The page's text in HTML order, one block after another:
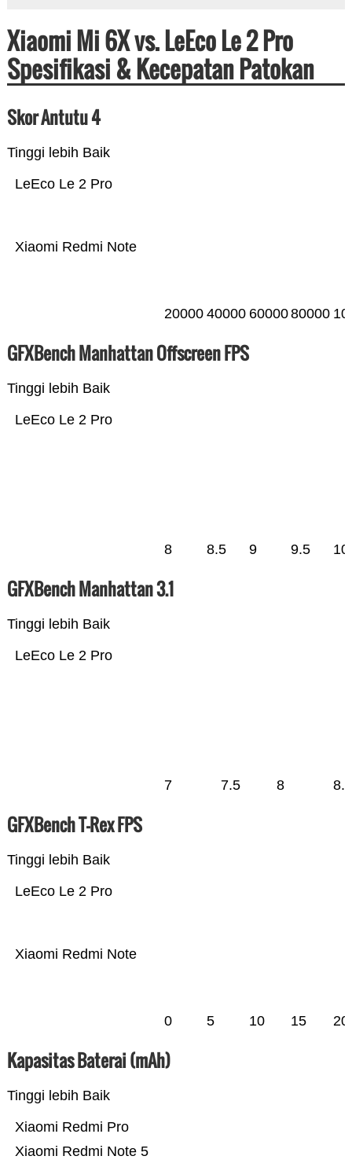
Xiaomi Mi 6X vs. LeEco Le 2 Pro
Spesifikasi & Kecepatan Patokan
Skor Antutu 4
Tinggi lebih Baik
Xiaomi Redmi Note
LeEco Le 2 Pro
20000 40000 6000080000
GFXBench Manhattan Offscreen FPS
Tinggi lebih Baik
LeEco Le 2 Pro
8 8.5 9 9.5 10
GFXBench Manhattan 3.1
Tinggi lebih Baik
LeEco Le 2 Pro
7 7.5 8 8.5
GFXBench T-Rex FPS
Tinggi lebih Baik
Xiaomi Redmi Note
LeEco Le 2 Pro
0 5 10 15 20
Kapasitas Baterai (mAh)
Tinggi lebih Baik
Xiaomi Redmi Note 5
Xiaomi Redmi Pro